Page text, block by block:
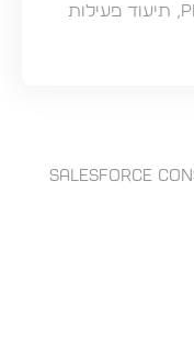
שדות מותאמים, שלבי Pipeline, תיעוד פעילות